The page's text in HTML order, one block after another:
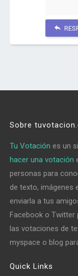
Sobre
Tu Votación es un
hacer una votación
personas para
de texto, imágenes
enviarla a tus
Facebook o Twitter
las votaciones de
myspace o blog
Quick Links